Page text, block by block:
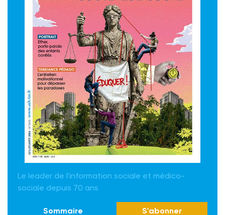
Le leader de l'information sociale et médico-
sociale depuis 70 ans
Sommaire S'abonner